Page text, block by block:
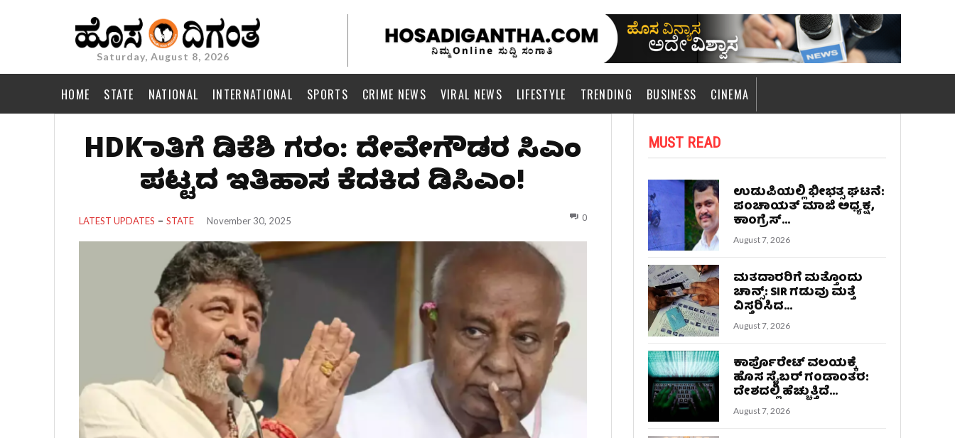
Saturday, August 8, 2026
HOME STATE NATIONAL INTERNATIONAL SPORTS CRIME NEWS VIRAL NEWS LIFESTYLE TRENDING BUSINESS CINEMA
HDK ಮಾತಿಗೆ ಡಿಕೆಶಿ ಗರಂ: ದೇವೇಗೌಡರ ಸಿಎಂ
ಪಟ್ಟದ ಇತಿಹಾಸ ಕೆದಕಿದ ಡಿಸಿಎಂ!
LATEST UPDATES STATE November 30, 2025 0
MUST READ
ಉಡುಪಿಯಲ್ಲಿ ಭೀಭತ್ಸ ಘಟನೆ:
ಪಂಚಾಯತ್ ಮಾಜಿ ಅಧ್ಯಕ್ಷ,
ಕಾಂಗ್ರೆಸ್...
August 7, 2026
ಮತದಾರರಿಗೆ ಮತ್ತೊಂದು
ಚಾನ್ಸ್: SIR ಗಡುವು ಮತ್ತೆ
ವಿಸ್ತರಿಸಿದ...
August 7, 2026
ಕಾರ್ಪೊರೇಟ್ ವಲಯಕ್ಕೆ
ಹೊಸ ಸೈಬರ್ ಗಂಡಾಂತರ:
ದೇಶದಲ್ಲಿ ಹೆಚ್ಚುತ್ತಿದೆ...
August 7, 2026